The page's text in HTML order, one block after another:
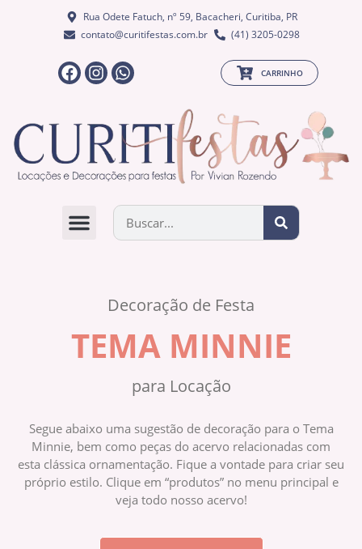
Rua Odete Fatuch, nº 59, Bacacheri, Curitiba, PR
contato@curitifestas.com.br
(41) 3205-0298
CARRINHO
Decoração de Festa
TEMA MINNIE
para Locação
Segue abaixo uma sugestão de decoração para o Tema
Minnie, bem como peças do acervo relacionadas com
esta clássica ornamentação. Fique a vontade para criar seu
próprio estilo. Clique em “produtos” no menu principal e
veja todo nosso acervo!